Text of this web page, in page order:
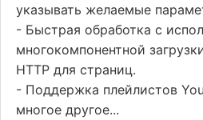
указывать желаемые
- Быстрая обработка с
многокомпонентной
HTTP для страниц.
- Поддержка плейлистов
многое другое...